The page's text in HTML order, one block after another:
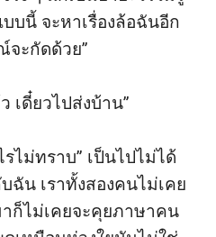
บนี้ จะหาเรื่องล้อฉันอีก
จะกัดด้วย”
เดี๋ยวไปส่งบ้าน”
รไม่ทราบ” เป็นไปไม่ได้
ฉัน เราทั้งสองคนไม่เคย
ก็ไม่เคยจะคุยภาษาคน